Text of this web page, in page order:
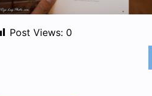
Post Views: 0